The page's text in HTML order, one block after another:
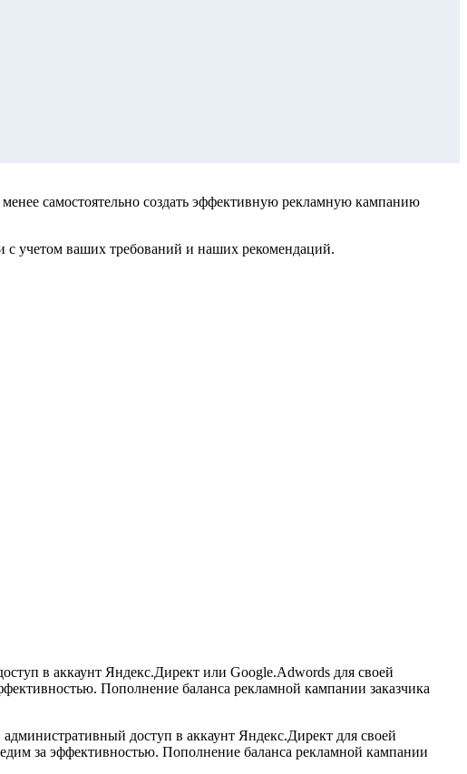
самостоятельно создать эффективную рекламную кампанию
учетом ваших требований и наших рекомендаций.
в аккаунт Яндекс.Директ или Google.Adwords для своей
Пополнение баланса рекламной кампании заказчика
доступ в аккаунт Яндекс.Директ для своей
за эффективностью. Пополнение баланса рекламной кампании